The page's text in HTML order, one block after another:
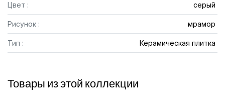
Цвет : серый
Рисунок : мрамор
Тип : Керамическая плитка
Товары из этой коллекции